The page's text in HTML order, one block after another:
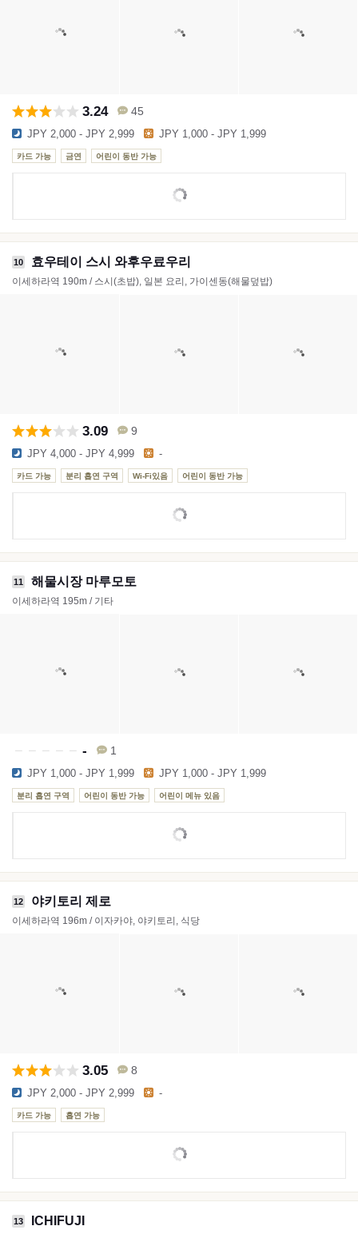
3.24 45
JPY 2,000 - JPY 2,999 JPY 1,000 - JPY 1,999
카드 가능 금연 어린이 동반 가능
10 효우테이 스시 와후우료우리
이세하라역 190m / 스시(초밥), 일본 요리, 가이센동(해물덮밥)
3.09 9
JPY 4,000 - JPY 4,999 -
카드 가능 분리 흡연 구역 Wi-Fi있음 어린이 동반 가능
11 해물시장 마루모토
이세하라역 195m / 기타
- 1
JPY 1,000 - JPY 1,999 JPY 1,000 - JPY 1,999
분리 흡연 구역 어린이 동반 가능 어린이 메뉴 있음
12 야키토리 제로
이세하라역 196m / 이자카야, 야키토리, 식당
3.05 8
JPY 2,000 - JPY 2,999 -
카드 가능 흡연 가능
13 ICHIFUJI